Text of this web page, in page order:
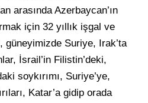
arasında Azerbaycan’ın
için 32 yıllık işgal ve
güneyimizde Suriye, Irak’ta
İsrail’in Filistin’deki,
soykırımı, Suriye’ye,
Katar’a gidip orada